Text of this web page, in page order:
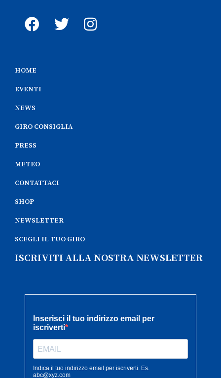
HOME
EVENTI
NEWS
GIRO CONSIGLIA
PRESS
METEO
CONTATTACI
SHOP
NEWSLETTER
SCEGLI IL TUO GIRO
ISCRIVITI ALLA NOSTRA NEWSLETTER